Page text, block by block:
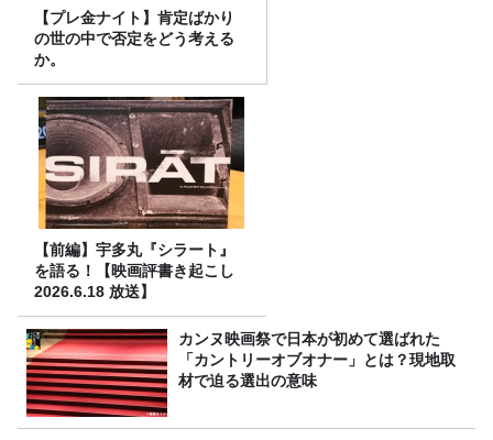
【プレ金ナイト】肯定ばかり
の世の中で否定をどう考える
か。
【前編】宇多丸『シラート』
を語る！【映画評書き起こし
2026.6.18 放送】
カンヌ映画祭で日本が初めて選ばれた
「カントリーオブオナー」とは？現地取
材で迫る選出の意味